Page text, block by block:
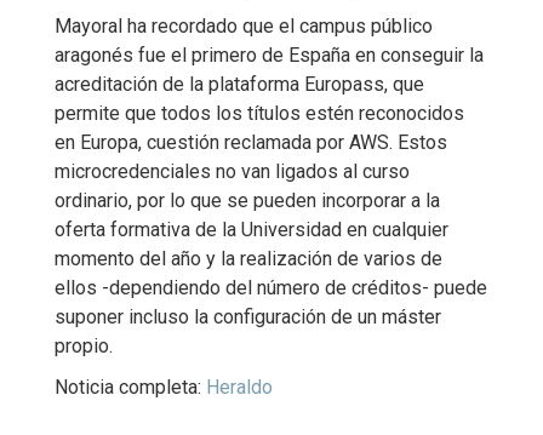
Mayoral ha recordado que el campus público
aragonés fue el primero de España en conseguir la
acreditación de la plataforma Europass, que
permite que todos los títulos estén reconocidos
en Europa, cuestión reclamada por AWS. Estos
microcredenciales no van ligados al curso
ordinario, por lo que se pueden incorporar a la
oferta formativa de la Universidad en cualquier
momento del año y la realización de varios de
ellos -dependiendo del número de créditos- puede
suponer incluso la configuración de un máster
propio.
Noticia completa: Heraldo